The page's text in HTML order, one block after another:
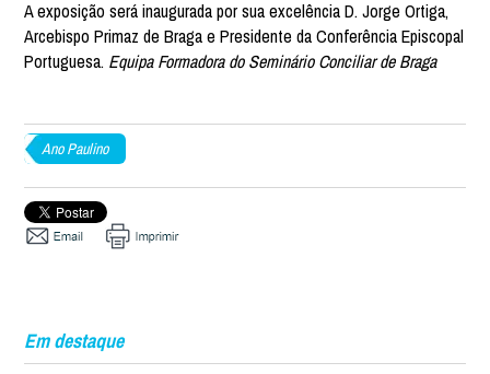
A exposição será inaugurada por sua excelência D. Jorge Ortiga,
Arcebispo Primaz de Braga e Presidente da Conferência Episcopal
Portuguesa. Equipa Formadora do Seminário Conciliar de Braga
Ano Paulino
Em destaque